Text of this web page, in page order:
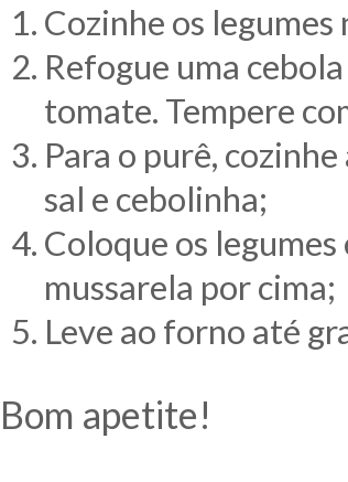
Cozinhe os
Refogue uma
tomate. Tempere
Para o purê,
sal e cebolinha;
Coloque os
mussarela por cima;
Leve ao forno até
Bom apetite!